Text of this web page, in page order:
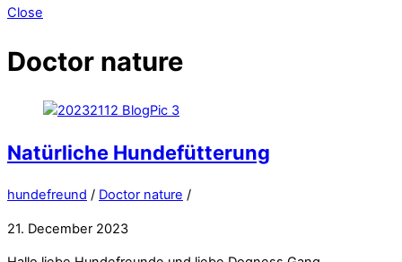
Close
Doctor nature
Natürliche Hundefütterung
hundefreund / Doctor nature /
21. December 2023